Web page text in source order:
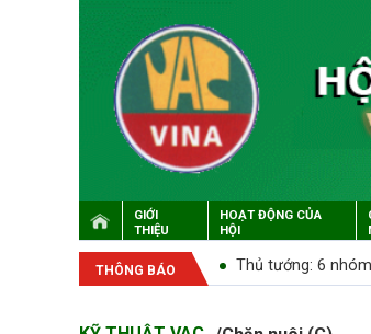
GIỚI
THIỆU
HOẠT ĐỘNG CỦA
HỘI
THÔNG BÁO
lớn sau 'siêu bão' lịch sử Bộ trưởng Lê